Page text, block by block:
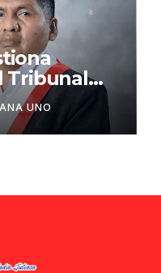
Tribunal
liberación
UNO